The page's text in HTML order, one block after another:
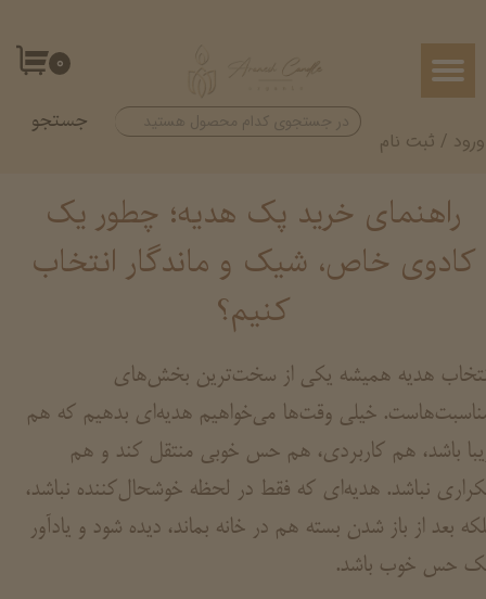
۰
ورود / ثبت نام
حساب کاربری من
تغییر گذر واژه
جستجو
هدیه همیشه یکی از سخت‌ترین بخش‌های
خیلی وقت‌ها می‌خواهیم هدیه‌ای بدهیم که هم
باشد، هم کاربردی، هم حس خوبی منتقل کند و هم
نباشد. هدیه‌ای که فقط در لحظه خوشحال‌کننده نباشد،
بعد از باز شدن بسته هم در خانه بماند، دیده شود و یادآور
حس خوب باشد.
راهنمای خرید پک هدیه؛ چطور یک
کادوی خاص، شیک و ماندگار انتخاب
کنیم؟